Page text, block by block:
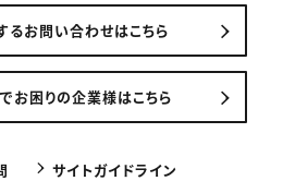
るお問い合わせはこちら
お困りの企業様はこちら
サイトガイドライン